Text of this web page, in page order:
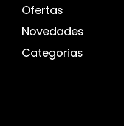
Ofertas
Novedades
Categorias